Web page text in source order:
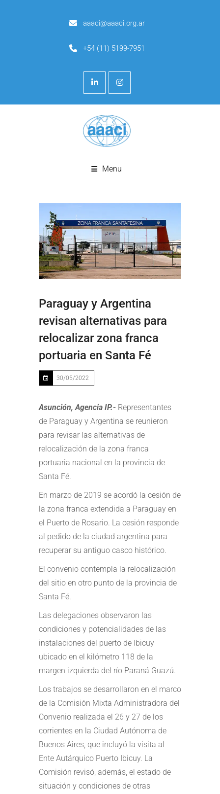
aaaci@aaaci.org.ar
+54 (11) 5199-7951
Menu
Paraguay y Argentina
revisan alternativas para
relocalizar zona franca
portuaria en Santa Fé
30/05/2022
Asunción, Agencia IP.- Representantes
de Paraguay y Argentina se reunieron
para revisar las alternativas de
relocalización de la zona franca
portuaria nacional en la provincia de
Santa Fé.
En marzo de 2019 se acordó la cesión de
la zona franca extendida a Paraguay en
el Puerto de Rosario. La cesión responde
al pedido de la ciudad argentina para
recuperar su antiguo casco histórico.
El convenio contempla la relocalización
del sitio en otro punto de la provincia de
Santa Fé.
Las delegaciones observaron las
condiciones y potencialidades de las
instalaciones del puerto de Ibicuy
ubicado en el kilómetro 118 de la
margen izquierda del río Paraná Guazú.
Los trabajos se desarrollaron en el marco
de la Comisión Mixta Administradora del
Convenio realizada el 26 y 27 de los
corrientes en la Ciudad Autónoma de
Buenos Aires, que incluyó la visita al
Ente Autárquico Puerto Ibicuy. La
Comisión revisó, además, el estado de
situación y condiciones de otras